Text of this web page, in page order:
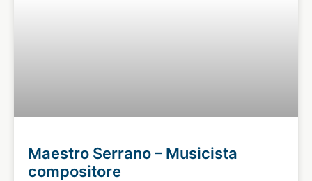
Maestro Serrano – Musicista
compositore